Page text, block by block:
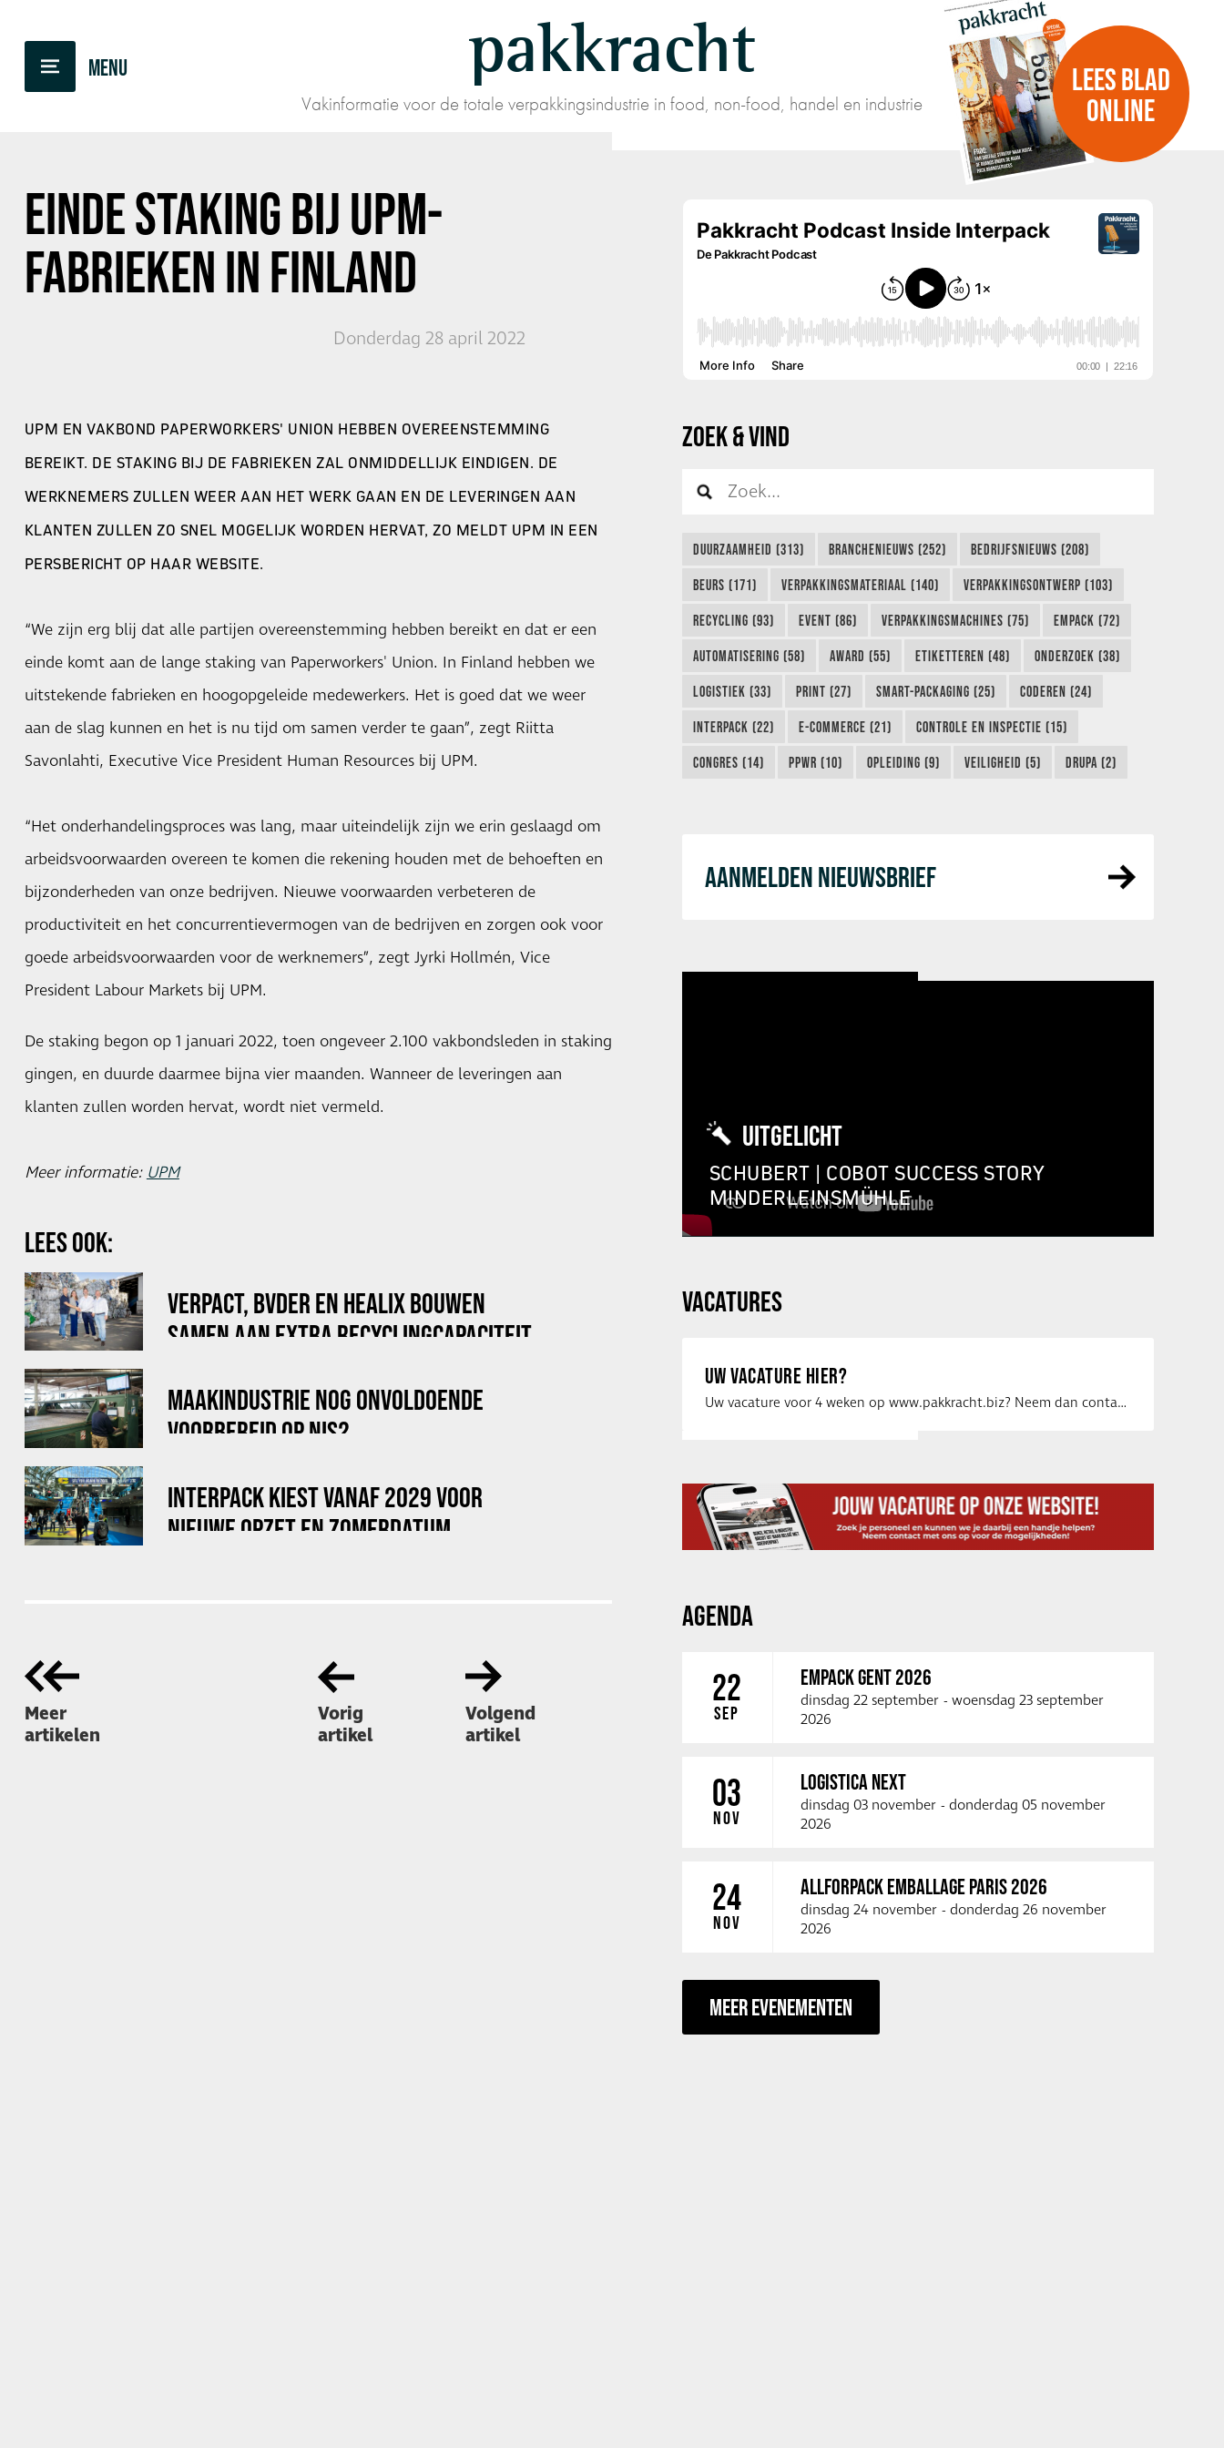
pakkracht
Vakinformatie voor de totale verpakkingsindustrie in food, non-food, handel en industrie
LEES BLAD
ONLINE
EINDE STAKING BIJ UPM-
FABRIEKEN IN FINLAND
Donderdag 28 april 2022
UPM EN VAKBOND PAPERWORKERS' UNION HEBBEN OVEREENSTEMMING
BEREIKT. DE STAKING BIJ DE FABRIEKEN ZAL ONMIDDELLIJK EINDIGEN. DE
WERKNEMERS ZULLEN WEER AAN HET WERK GAAN EN DE LEVERINGEN AAN
KLANTEN ZULLEN ZO SNEL MOGELIJK WORDEN HERVAT, ZO MELDT UPM IN EEN
PERSBERICHT OP HAAR WEBSITE.
“We zijn erg blij dat alle partijen overeenstemming hebben bereikt en dat er een
einde komt aan de lange staking van Paperworkers' Union. In Finland hebben we
uitstekende fabrieken en hoogopgeleide medewerkers. Het is goed dat we weer
aan de slag kunnen en het is nu tijd om samen verder te gaan”, zegt Riitta
Savonlahti, Executive Vice President Human Resources bij UPM.
“Het onderhandelingsproces was lang, maar uiteindelijk zijn we erin geslaagd om
arbeidsvoorwaarden overeen te komen die rekening houden met de behoeften en
bijzonderheden van onze bedrijven. Nieuwe voorwaarden verbeteren de
productiviteit en het concurrentievermogen van de bedrijven en zorgen ook voor
goede arbeidsvoorwaarden voor de werknemers”, zegt Jyrki Hollmén, Vice
President Labour Markets bij UPM.
De staking begon op 1 januari 2022, toen ongeveer 2.100 vakbondsleden in staking
gingen, en duurde daarmee bijna vier maanden. Wanneer de leveringen aan
klanten zullen worden hervat, wordt niet vermeld.
Meer informatie: UPM
LEES OOK:
VERPACT, BVDER EN HEALIX BOUWEN
SAMEN AAN EXTRA RECYCLINGCAPACITEIT
MAAKINDUSTRIE NOG ONVOLDOENDE
VOORBEREID OP NIS2
INTERPACK KIEST VANAF 2029 VOOR
NIEUWE OPZET EN ZOMERDATUM
Meer
artikelen
Vorig
artikel
Volgend
artikel
ZOEK & VIND
DUURZAAMHEID (313) BRANCHENIEUWS (252) BEDRIJFSNIEUWS (208)
BEURS (171) VERPAKKINGSMATERIAAL (140) VERPAKKINGSONTWERP (103)
RECYCLING (93) EVENT (86) VERPAKKINGSMACHINES (75) EMPACK (72)
AUTOMATISERING (58) AWARD (55) ETIKETTEREN (48) ONDERZOEK (38)
LOGISTIEK (33) PRINT (27) SMART-PACKAGING (25) CODEREN (24)
INTERPACK (22) E-COMMERCE (21) CONTROLE EN INSPECTIE (15)
CONGRES (14) PPWR (10) OPLEIDING (9) VEILIGHEID (5) DRUPA (2)
AANMELDEN NIEUWSBRIEF
UITGELICHT
SCHUBERT | COBOT SUCCESS STORY
MINDERLEINSMÜHLE
VACATURES
UW VACATURE HIER?
Uw vacature voor 4 weken op www.pakkracht.biz? Neem dan contact op met Yannick van …
AGENDA
22
SEP
EMPACK GENT 2026
dinsdag 22 september - woensdag 23 september
2026
03
NOV
LOGISTICA NEXT
dinsdag 03 november - donderdag 05 november
2026
24
NOV
ALLFORPACK EMBALLAGE PARIS 2026
dinsdag 24 november - donderdag 26 november
2026
MEER EVENEMENTEN